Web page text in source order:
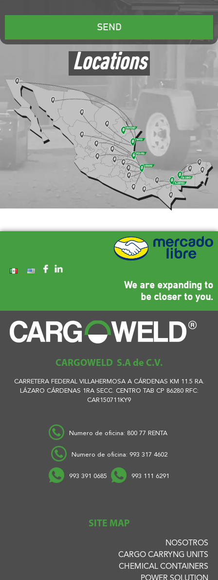
Locations
We are expanding to
be closer to you.
CARGOWELD S.A de C.V.
CARRETERA FEDERAL VILLAHERMOSA A CÁRDENAS KM 11.5 RA.
LÁZARO CÁRDENAS 1RA SECC. CENTRO TAB CP 86280 RFC:
CAR150711KY9
Numero de oficina: 800 77 RENTA
Numero de oficina: 993 317 4602
993 391 0685 993 111 6291
SITE MAP
NOSOTROS
CARGO CARRYNG UNITS
CHEMICAL CONTAINERS
POWER SOLUTION